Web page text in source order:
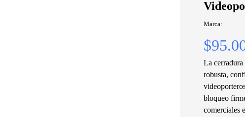
Marca:
La
robusta,
bloqueo
comerciales